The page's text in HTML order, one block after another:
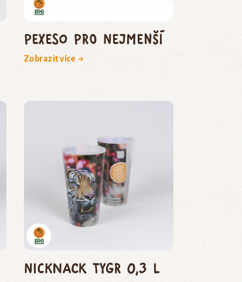
Pexeso pro nejmenší
Zobrazit více →
NickNack Tygr 0,3 l